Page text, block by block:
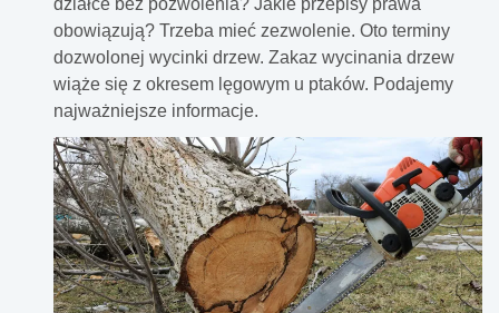
działce bez pozwolenia? Jakie przepisy prawa
obowiązują? Trzeba mieć zezwolenie. Oto terminy
dozwolonej wycinki drzew. Zakaz wycinania drzew
wiąże się z okresem lęgowym u ptaków. Podajemy
najważniejsze informacje.